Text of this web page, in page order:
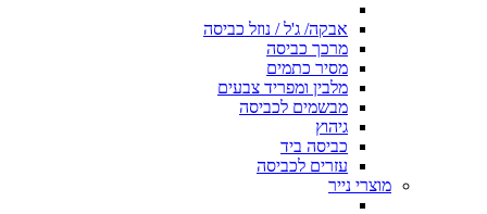
אבקה/ ג'ל / נוזל כביסה
מרכך כביסה
מסיר כתמים
מלבין ומפריד צבעים
מבשמים לכביסה
גיהוץ
כביסה ביד
עזרים לכביסה
מוצרי נייר